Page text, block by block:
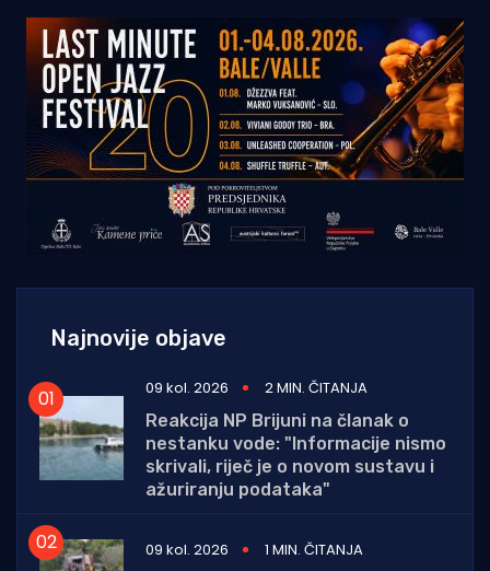
Najnovije objave
09 kol. 2026
2 MIN. ČITANJA
Reakcija NP Brijuni na članak o
nestanku vode: "Informacije nismo
skrivali, riječ je o novom sustavu i
ažuriranju podataka"
09 kol. 2026
1 MIN. ČITANJA